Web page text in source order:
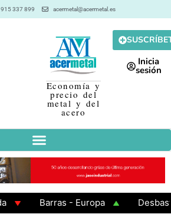
915 337 899 acermetal@acermetal.es
Economía y
precio del
metal y del
acero
Inicia
sesión
Barras - Europa
Desbaste